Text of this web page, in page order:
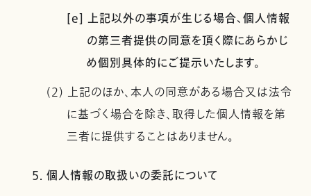
[e] 上記以外の事項が生じる場合、個人情報
の第三者提供の同意を頂く際にあらかじ
め個別具体的にご提示いたします。
(2) 上記のほか、本人の同意がある場合又は法令
に基づく場合を除き、取得した個人情報を第
三者に提供することはありません。
5. 個人情報の取扱いの委託について